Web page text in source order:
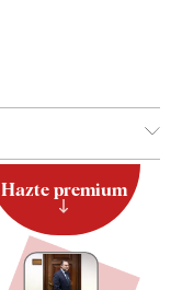
Hazte premium